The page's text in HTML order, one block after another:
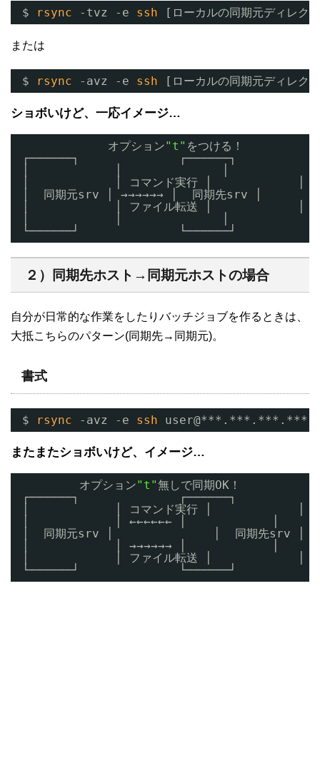
$ rsync -tvz -e ssh [ローカルの同期元ディ
または
$ rsync -avz -e ssh [ローカルの同期元ディ
ショボいけど、一応イメージ…
オプション"t" をつける！
┌──────┐              ┌──────┐
│            │ コマンド実行 │            │
│  同期元srv │ →→→→→→ │  同期先srv │
│            │ ファイル転送 │            │
└──────┘              └──────┘
２）同期先ホスト→同期元ホストの場合
自分が日常的な作業をしたりバッチジョブを作るときは、
大抵こちらのパターン(同期先→同期元)。
書式
$ rsync -avz -e ssh user@***.***.***.***:[同
またまたショボいけど、イメージ…
オプション"t"無しで同期OK！
┌──────┐              ┌──────┐
│            │ コマンド実行 │            │
│            │ ←←←←←← │            │
│  同期元srv │              │  同期先srv │
│            │ →→→→→→ │            │
│            │ ファイル転送 │            │
└──────┘              └──────┘